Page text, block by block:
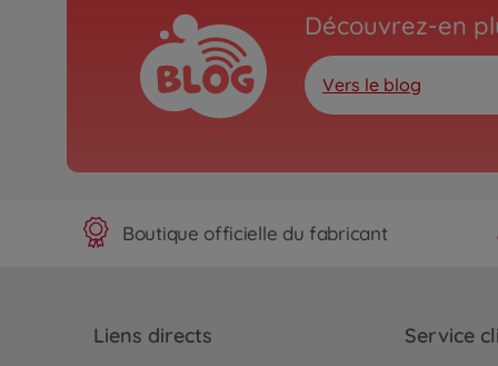
Découvrez-en
Vers le blog
Boutique officielle du fabricant
Liens directs Service